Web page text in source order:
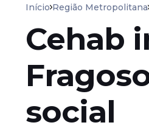
Início Região Metropolitana
Cehab
social